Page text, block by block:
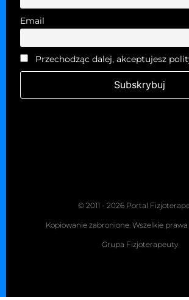
Email
Przechodząc dalej, akceptujesz
© 2011 - 2026 Portal
Kopiowanie zabronione. Wszelkie
Grupa Fizjoterapeuty